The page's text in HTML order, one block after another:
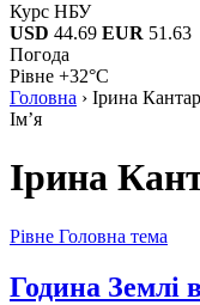
Курс НБУ
USD 44.69 EUR 51.63
Погода
Рівне +32°C
Головна › Ірина
Імʼя
Ірина
Рівне Головна тема
Година Землі